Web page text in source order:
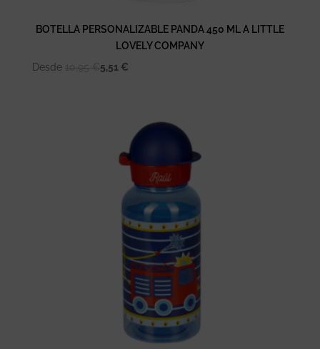
BOTELLA PERSONALIZABLE PANDA 450 ML A LITTLE
LOVELY COMPANY
Desde
5,51 €